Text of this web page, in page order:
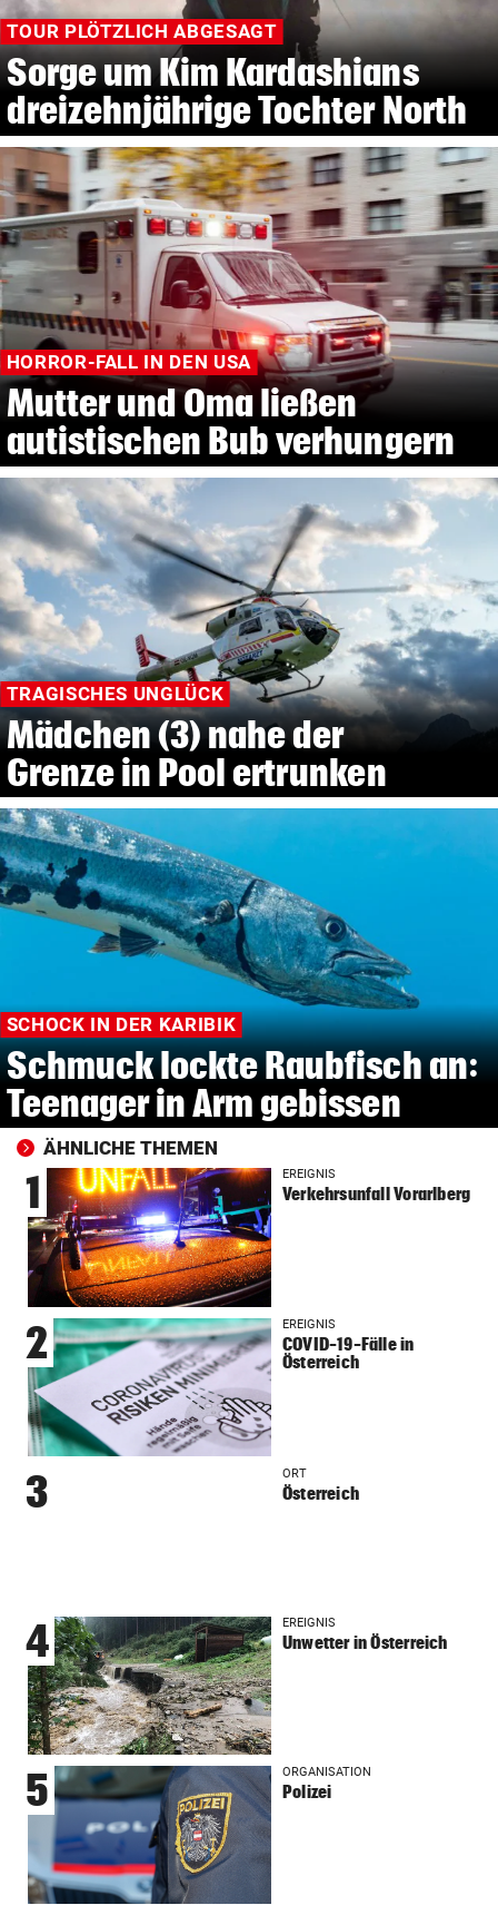
TOUR PLÖTZLICH ABGESAGT
Sorge um Kim Kardashians
dreizehnjährige Tochter North
HORROR-FALL IN DEN USA
Mutter und Oma ließen
autistischen Bub verhungern
TRAGISCHES UNGLÜCK
Mädchen (3) nahe der
Grenze in Pool ertrunken
SCHOCK IN DER KARIBIK
Schmuck lockte Raubfisch an:
Teenager in Arm gebissen
ÄHNLICHE THEMEN
1 EREIGNIS
Verkehrsunfall Vorarlberg
2 EREIGNIS
COVID-19-Fälle in
Österreich
3 ORT
Österreich
4 EREIGNIS
Unwetter in Österreich
5 ORGANISATION
Polizei